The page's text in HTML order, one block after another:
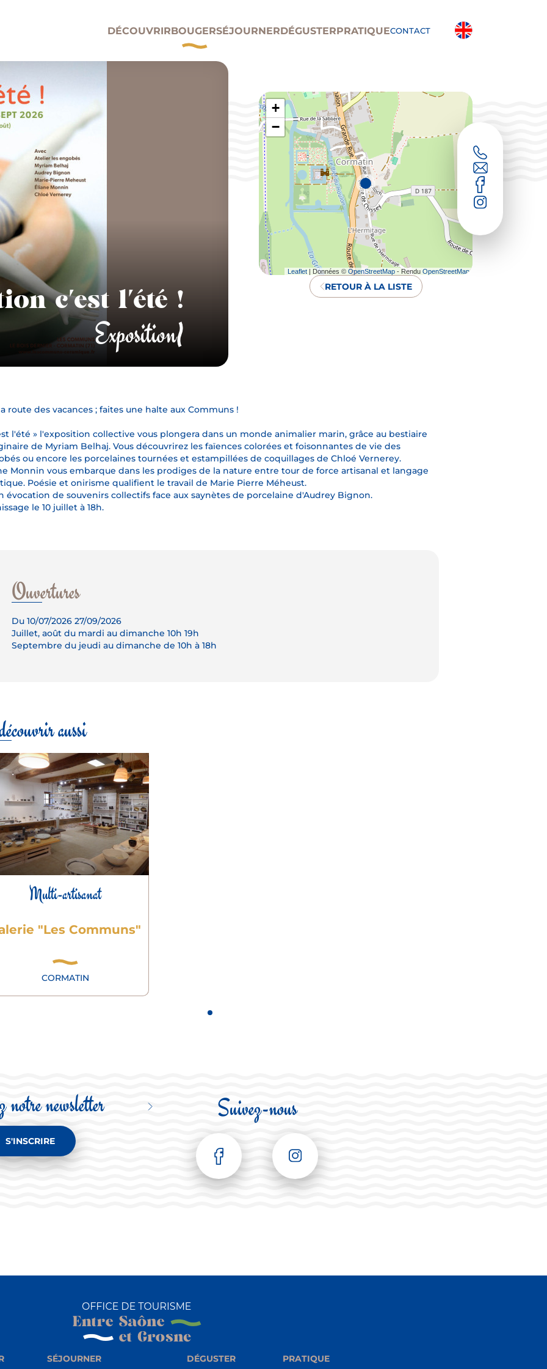
DÉCOUVRIRBOUGERSÉJOURNERDÉGUSTERPRATIQUECONTACT
c'est l'été !
Exposition
+
−
Leaflet | Données © OpenStreetMap - Rendu OpenStreetMap
RETOUR À LA LISTE
route des vacances ; faites une halte aux Communs !
l'été » l'exposition collective vous plongera dans un monde animalier marin, grâce au bestiaire
de Myriam Belhaj. Vous découvrirez les faïences colorées et foisonnantes de vie des
ou encore les porcelaines tournées et estampillées de coquillages de Chloé Vernerey.
Monnin vous embarque dans les prodiges de la nature entre tour de force artisanal et langage
Poésie et onirisme qualifient le travail de Marie Pierre Méheust.
évocation de souvenirs collectifs face aux saynètes de porcelaine d'Audrey Bignon.
le 10 juillet à 18h.
Ouvertures
Du 10/07/2026 27/09/2026
Juillet, août du mardi au dimanche 10h 19h
Septembre du jeudi au dimanche de 10h à 18h
aussi
Multi-artisanat
"Les Communs"
CORMATIN
notre newsletter
S'INSCRIRE
Suivez-nous
SÉJOURNER DÉGUSTER PRATIQUE